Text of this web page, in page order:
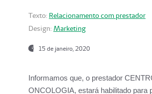
Texto: Relacionamento com prestador
Design: Marketing
15 de janeiro, 2020
Informamos que, o prestador
ONCOLOGIA, estará habilitado para